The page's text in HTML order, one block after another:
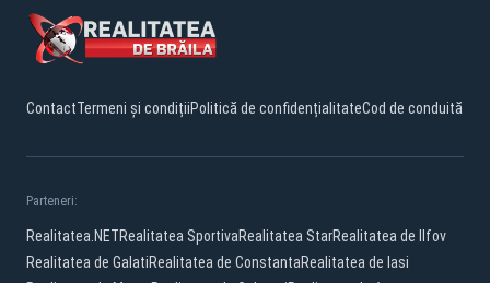
ContactTermeni și condițiiPolitică de confidențialitateCod de conduită
Parteneri:
Realitatea.NETRealitatea SportivaRealitatea StarRealitatea de Ilfov
Realitatea de GalatiRealitatea de ConstantaRealitatea de Iasi